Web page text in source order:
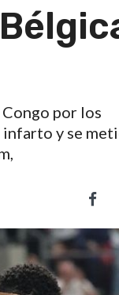
por los
y se